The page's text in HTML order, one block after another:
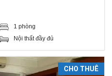
1 phòng
Nội thất đầy đủ
CHO THUÊ